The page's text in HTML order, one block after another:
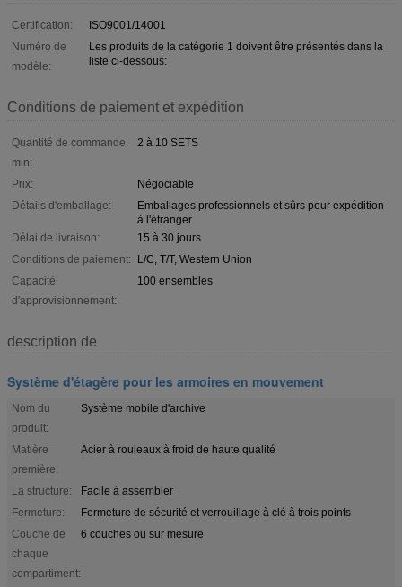
Certification:
ISO9001/14001
Numéro de
modèle:
Les produits de la catégorie 1 doivent être présentés dans la
liste ci-dessous:
Conditions de paiement et expédition
Quantité de commande
min:
2 à 10 SETS
Prix:
Négociable
Détails d'emballage:
Emballages professionnels et sûrs pour expédition
à l'étranger
Délai de livraison:
15 à 30 jours
Conditions de paiement:
L/C, T/T, Western Union
Capacité
d'approvisionnement:
100 ensembles
description de
Système d'étagère pour les armoires en mouvement
Nom du
produit:
Système mobile d'archive
Matière
première:
Acier à rouleaux à froid de haute qualité
La structure:
Facile à assembler
Fermeture:
Fermeture de sécurité et verrouillage à clé à trois points
Couche de
chaque
compartiment:
6 couches ou sur mesure